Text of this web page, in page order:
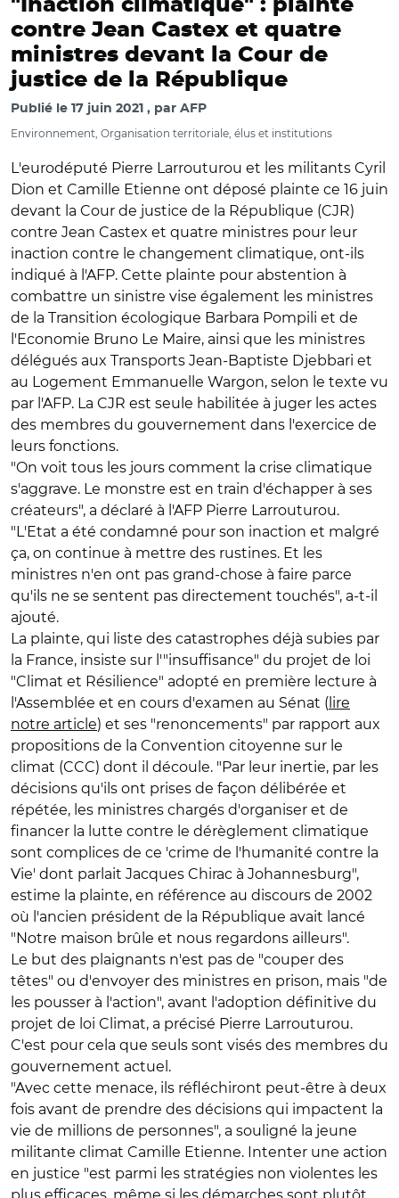
"Inaction climatique" : plainte
contre Jean Castex et quatre
ministres devant la Cour de
justice de la République
Publié le 17 juin 2021 par AFP
Environnement, Organisation territoriale, élus et institutions
L'eurodéputé Pierre Larrouturou et les militants Cyril
Dion et Camille Etienne ont déposé plainte ce 16 juin
devant la Cour de justice de la République (CJR)
contre Jean Castex et quatre ministres pour leur
inaction contre le changement climatique, ont-ils
indiqué à l'AFP. Cette plainte pour abstention à
combattre un sinistre vise également les ministres
de la Transition écologique Barbara Pompili et de
l'Economie Bruno Le Maire, ainsi que les ministres
délégués aux Transports Jean-Baptiste Djebbari et
au Logement Emmanuelle Wargon, selon le texte vu
par l'AFP. La CJR est seule habilitée à juger les actes
des membres du gouvernement dans l'exercice de
leurs fonctions.
"On voit tous les jours comment la crise climatique
s'aggrave. Le monstre est en train d'échapper à ses
créateurs", a déclaré à l'AFP Pierre Larrouturou.
"L'Etat a été condamné pour son inaction et malgré
ça, on continue à mettre des rustines. Et les
ministres n'en ont pas grand-chose à faire parce
qu'ils ne se sentent pas directement touchés", a-t-il
ajouté.
La plainte, qui liste des catastrophes déjà subies par
la France, insiste sur l'"insuffisance" du projet de loi
"Climat et Résilience" adopté en première lecture à
l'Assemblée et en cours d'examen au Sénat ( lire
notre article) et ses "renoncements" par rapport aux
propositions de la Convention citoyenne sur le
climat (CCC) dont il découle. "Par leur inertie, par les
décisions qu'ils ont prises de façon délibérée et
répétée, les ministres chargés d'organiser et de
financer la lutte contre le dérèglement climatique
sont complices de ce 'crime de l'humanité contre la
Vie' dont parlait Jacques Chirac à Johannesburg",
estime la plainte, en référence au discours de 2002
où l'ancien président de la République avait lancé
"Notre maison brûle et nous regardons ailleurs".
Le but des plaignants n'est pas de "couper des
têtes" ou d'envoyer des ministres en prison, mais "de
les pousser à l'action", avant l'adoption définitive du
projet de loi Climat, a précisé Pierre Larrouturou.
C'est pour cela que seuls sont visés des membres du
gouvernement actuel.
"Avec cette menace, ils réfléchiront peut-être à deux
fois avant de prendre des décisions qui impactent la
vie de millions de personnes", a souligné la jeune
militante climat Camille Etienne. Intenter une action
en justice "est parmi les stratégies non violentes les